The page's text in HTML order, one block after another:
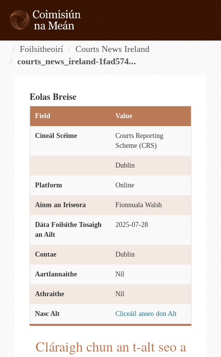
content
Foilsitheoirí
Courts News Ireland
courts_news_ireland-1fad574...
Eolas Breise
Field Value
Cineál Scéime
Courts Reporting
Scheme (CRS)
Dublin
Platform Online
Ainm an Iriseora Fionnuala Walsh
Dáta Foilsithe Tosaigh
an Ailt
2025-07-28
Contae Dublin
Aartlannaithe Níl
Athraithe Níl
Nasc Alt Cliceáil anseo don Alt
Cláraigh chun an t-alt seo a